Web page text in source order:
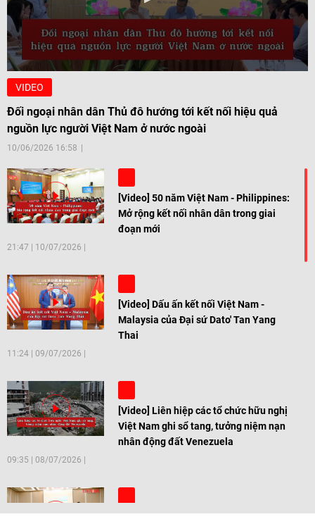
VIDEO
Đối ngoại nhân dân Thủ đô hướng tới kết nối hiệu quả
nguồn lực người Việt Nam ở nước ngoài
10/06/2026 16:58
[Video] 50 năm Việt Nam - Philippines:
Mở rộng kết nối nhân dân trong giai
đoạn mới
21:47 10/07/2026
[Video] Dấu ấn kết nối Việt Nam -
Malaysia của Đại sứ Dato' Tan Yang
Thai
11:24 09/07/2026
[Video] Liên hiệp các tổ chức hữu nghị
Việt Nam ghi sổ tang, tưởng niệm nạn
nhân động đất Venezuela
09:35 08/07/2026
[Video] Trẻ em Đông Á cùng kiến tạo